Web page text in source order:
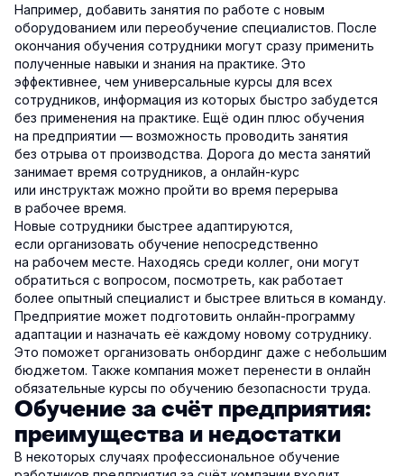
Например, добавить занятия по работе с новым
оборудованием или переобучение специалистов. После
окончания обучения сотрудники могут сразу применить
полученные навыки и знания на практике. Это
эффективнее, чем универсальные курсы для всех
сотрудников, информация из которых быстро забудется
без применения на практике. Ещё один плюс обучения
на предприятии — возможность проводить занятия
без отрыва от производства. Дорога до места занятий
занимает время сотрудников, а онлайн-курс
или инструктаж можно пройти во время перерыва
в рабочее время.
Новые сотрудники быстрее адаптируются,
если организовать обучение непосредственно
на рабочем месте. Находясь среди коллег, они могут
обратиться с вопросом, посмотреть, как работает
более опытный специалист и быстрее влиться в команду.
Предприятие может подготовить онлайн-программу
адаптации и назначать её каждому новому сотруднику.
Это поможет организовать онбординг даже с небольшим
бюджетом. Также компания может перенести в онлайн
обязательные курсы по обучению безопасности труда.
Обучение за счёт предприятия:
преимущества и недостатки
В некоторых случаях профессиональное обучение